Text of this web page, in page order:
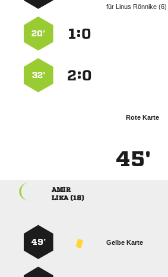
für   
:
20’
:
32’
Rote Karte
45'

 
Gelbe Karte
49’